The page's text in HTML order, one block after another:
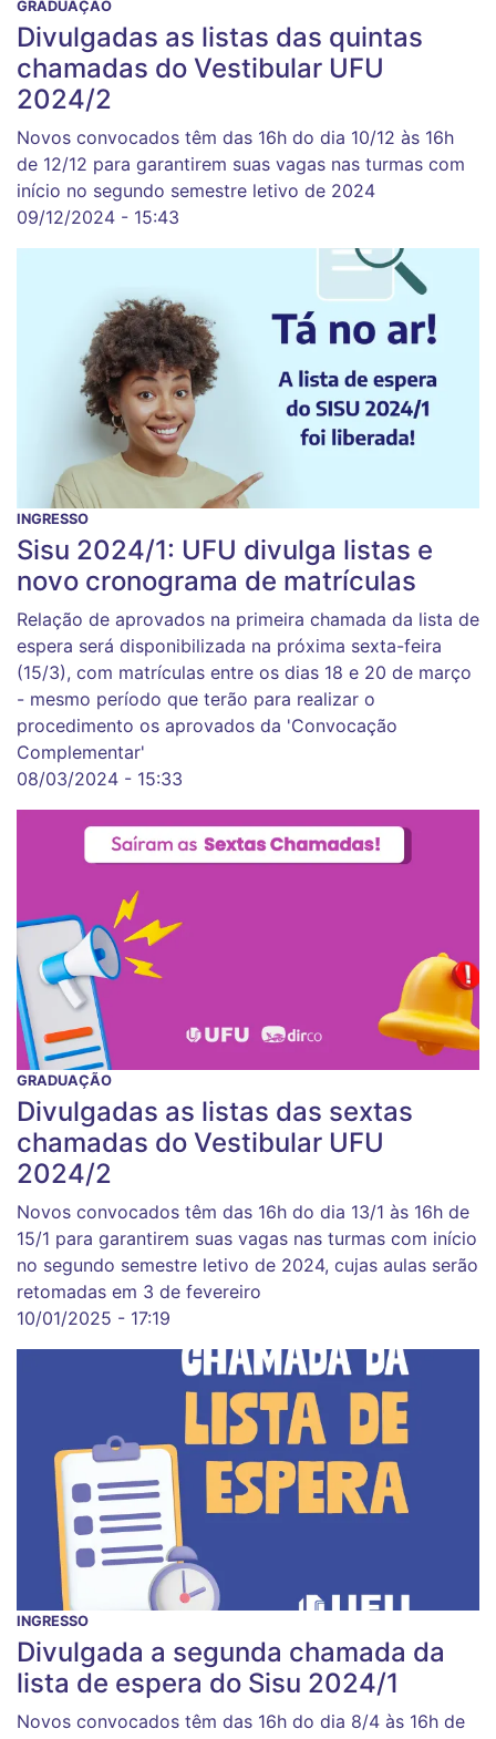
GRADUAÇÃO
Divulgadas as listas das quintas
chamadas do Vestibular UFU
2024/2
Novos convocados têm das 16h do dia 10/12 às 16h
de 12/12 para garantirem suas vagas nas turmas com
início no segundo semestre letivo de 2024
09/12/2024 - 15:43
INGRESSO
Sisu 2024/1: UFU divulga listas e
novo cronograma de matrículas
Relação de aprovados na primeira chamada da lista de
espera será disponibilizada na próxima sexta-feira
(15/3), com matrículas entre os dias 18 e 20 de março
- mesmo período que terão para realizar o
procedimento os aprovados da 'Convocação
Complementar'
08/03/2024 - 15:33
GRADUAÇÃO
Divulgadas as listas das sextas
chamadas do Vestibular UFU
2024/2
Novos convocados têm das 16h do dia 13/1 às 16h de
15/1 para garantirem suas vagas nas turmas com início
no segundo semestre letivo de 2024, cujas aulas serão
retomadas em 3 de fevereiro
10/01/2025 - 17:19
INGRESSO
Divulgada a segunda chamada da
lista de espera do Sisu 2024/1
Novos convocados têm das 16h do dia 8/4 às 16h de